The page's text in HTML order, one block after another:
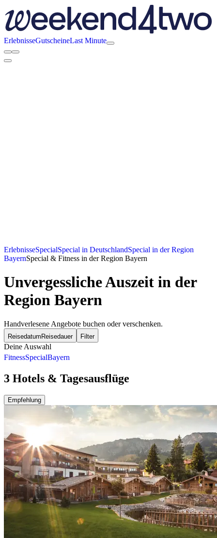
ErlebnisseGutscheineLast Minute
ErlebnisseSpecialSpecial in DeutschlandSpecial in der Region
BayernSpecial & Fitness in der Region Bayern
Unvergessliche Auszeit in der
Region Bayern
Handverlesene Angebote buchen oder verschenken.
Reisedatum Reisedauer Filter
Deine Auswahl
FitnessSpecialBayern
3 Hotels & Tagesausflüge
Empfehlung